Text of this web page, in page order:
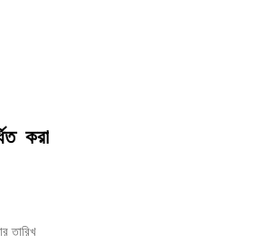
করা
তারিখ